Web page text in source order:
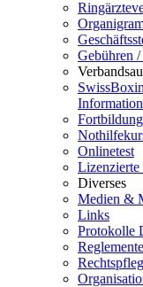
Gebühren /
Onlinetest
Lizenzierte
Diverses
Medien &
Links
Protokolle